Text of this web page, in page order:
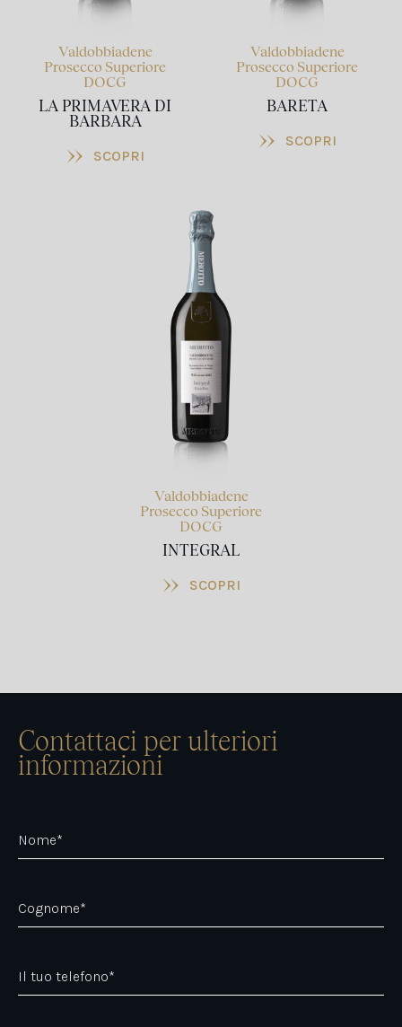
Valdobbiadene
Prosecco Superiore
DOCG
LA PRIMAVERA DI
BARBARA
Valdobbiadene
Prosecco Superiore
DOCG
BARETA
Valdobbiadene
Prosecco Superiore
DOCG
INTEGRAL
Contattaci per ulteriori
informazioni
Nome*
Cognome*
Il tuo telefono*